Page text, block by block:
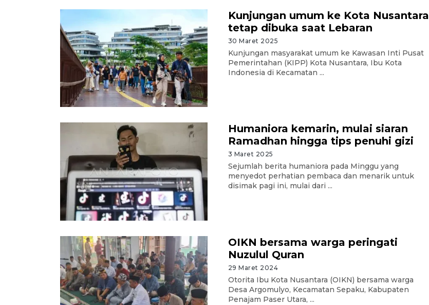
Kunjungan umum ke Kota Nusantara
tetap dibuka saat Lebaran
30 Maret 2025
Kunjungan masyarakat umum ke Kawasan Inti Pusat
Pemerintahan (KIPP) Kota Nusantara, Ibu Kota
Indonesia di Kecamatan ...
Humaniora kemarin, mulai siaran
Ramadhan hingga tips penuhi gizi
3 Maret 2025
Sejumlah berita humaniora pada Minggu yang
menyedot perhatian pembaca dan menarik untuk
disimak pagi ini, mulai dari ...
OIKN bersama warga peringati
Nuzulul Quran
29 Maret 2024
Otorita Ibu Kota Nusantara (OIKN) bersama warga
Desa Argomulyo, Kecamatan Sepaku, Kabupaten
Penajam Paser Utara, ...